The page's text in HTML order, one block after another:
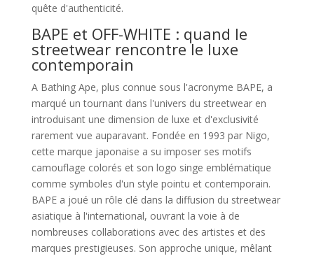
quête d'authenticité.
BAPE et OFF-WHITE : quand le
streetwear rencontre le luxe
contemporain
A Bathing Ape, plus connue sous l'acronyme BAPE, a
marqué un tournant dans l'univers du streetwear en
introduisant une dimension de luxe et d'exclusivité
rarement vue auparavant. Fondée en 1993 par Nigo,
cette marque japonaise a su imposer ses motifs
camouflage colorés et son logo singe emblématique
comme symboles d'un style pointu et contemporain.
BAPE a joué un rôle clé dans la diffusion du streetwear
asiatique à l'international, ouvrant la voie à de
nombreuses collaborations avec des artistes et des
marques prestigieuses. Son approche unique, mêlant